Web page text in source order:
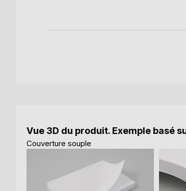
Vue 3D du produit. Exemple basé
Couverture souple